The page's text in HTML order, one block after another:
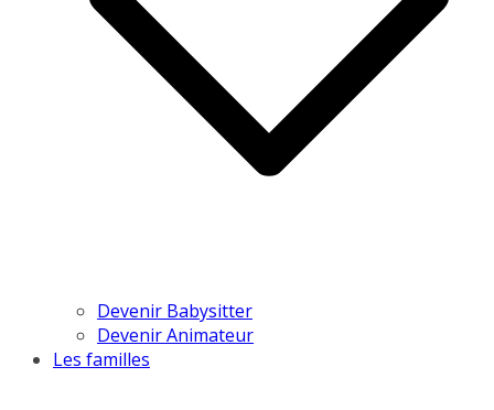
Devenir Babysitter
Devenir Animateur
Les familles